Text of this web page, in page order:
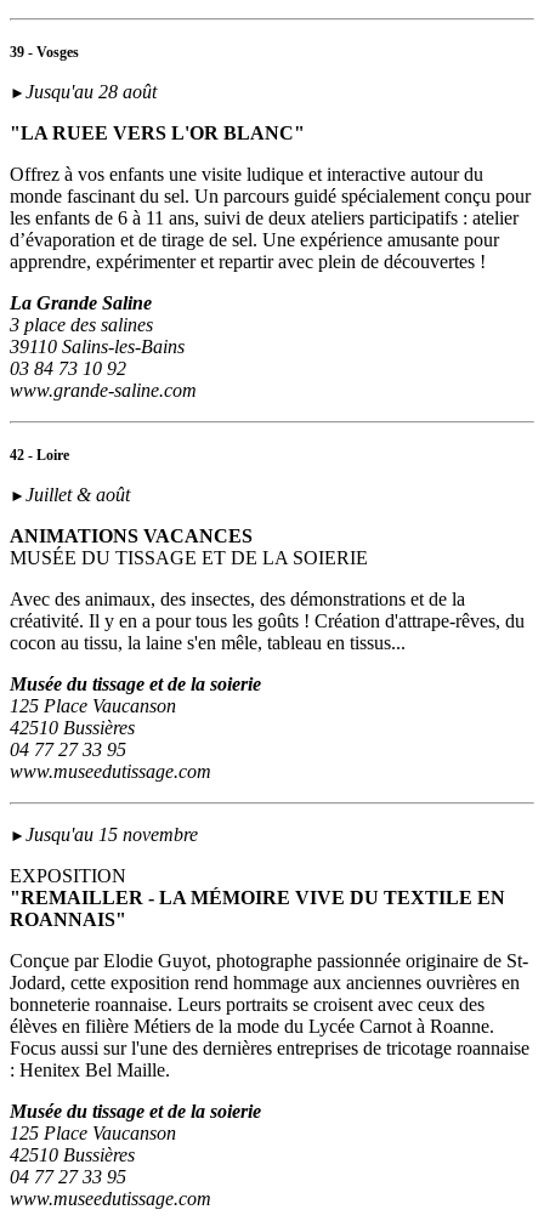
39 - Vosges
► Jusqu'au 28 août
"LA RUEE VERS L'OR BLANC"
Offrez à vos enfants une visite ludique et interactive autour du
monde fascinant du sel. Un parcours guidé spécialement conçu pour
les enfants de 6 à 11 ans, suivi de deux ateliers participatifs : atelier
d’évaporation et de tirage de sel. Une expérience amusante pour
apprendre, expérimenter et repartir avec plein de découvertes !
La Grande Saline
3 place des salines
39110 Salins-les-Bains
03 84 73 10 92
www.grande-saline.com
42 - Loire
► Juillet & août
ANIMATIONS VACANCES
MUSÉE DU TISSAGE ET DE LA SOIERIE
Avec des animaux, des insectes, des démonstrations et de la
créativité. Il y en a pour tous les goûts ! Création d'attrape-rêves, du
cocon au tissu, la laine s'en mêle, tableau en tissus...
Musée du tissage et de la soierie
125 Place Vaucanson
42510 Bussières
04 77 27 33 95
www.museedutissage.com
► Jusqu'au 15 novembre
EXPOSITION
"REMAILLER - LA MÉMOIRE VIVE DU TEXTILE EN
ROANNAIS"
Conçue par Elodie Guyot, photographe passionnée originaire de St-
Jodard, cette exposition rend hommage aux anciennes ouvrières en
bonneterie roannaise. Leurs portraits se croisent avec ceux des
élèves en filière Métiers de la mode du Lycée Carnot à Roanne.
Focus aussi sur l'une des dernières entreprises de tricotage roannaise
: Henitex Bel Maille.
Musée du tissage et de la soierie
125 Place Vaucanson
42510 Bussières
04 77 27 33 95
www.museedutissage.com